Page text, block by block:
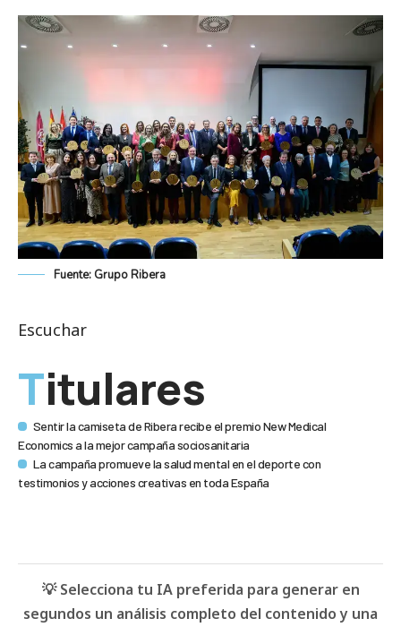
Fuente: Grupo Ribera
Escuchar
Titulares
Sentir la camiseta de Ribera recibe el premio New Medical
Economics a la mejor campaña sociosanitaria
La campaña promueve la salud mental en el deporte con
testimonios y acciones creativas en toda España
💡 Selecciona tu IA preferida para generar en
segundos un análisis completo del contenido y una